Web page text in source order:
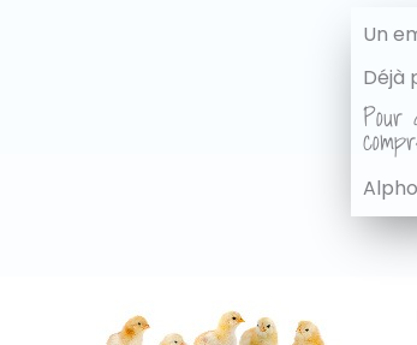
Un
Déjà
Pour